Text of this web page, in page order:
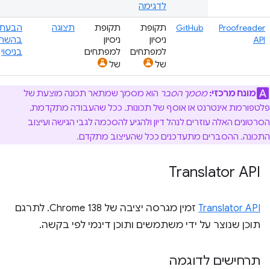
לדגימה
Proofreader
API
GitHub
תקופת
ניסיון
למפתחים
של
תקופת
ניסיון
למפתחים
של
תצוגה
הבעת
בניסוי
מונח מרכזי: מסמך הסבר הוא מסמך שמתאר תכונה מוצעת של
פלטפורמת אינטרנט או אוסף של תכונות. ככל שהעבודה מתקדמת,
הסרטונים האלה עוזרים לנהל דיון ולהגיע להסכמה לגבי הגישה ועיצוב
התכונה. ההסברים מתעדכנים ככל שהעיצוב מתקדם.
Translator API
Translator API
זמין מגרסה יציבה של Chrome 138. לתרגם
תוכן שנוצר על ידי משתמשים ותוכן דינמי לפי בקשה.
תרחישים לדוגמה